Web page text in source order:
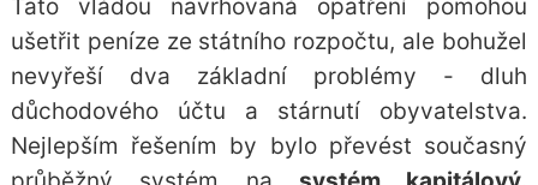
Tato vládou navrhovaná opatření pomohou
ušetřit peníze ze státního rozpočtu, ale bohužel
nevyřeší dva základní problémy - dluh
důchodového účtu a stárnutí obyvatelstva.
Nejlepším řešením by bylo převést současný